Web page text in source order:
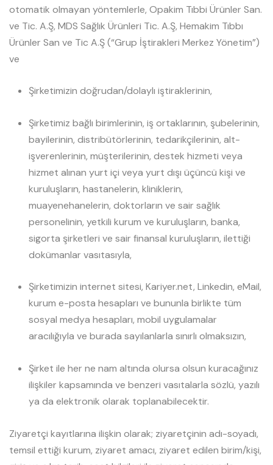
otomatik olmayan yöntemlerle, Opakim Tıbbi Ürünler San.
ve Tic. A.Ş, MDS Sağlık Ürünleri Tic. A.Ş, Hemakim Tıbbı
Ürünler San ve Tic A.Ş (“Grup İştirakleri Merkez Yönetim”)
ve
Şirketimizin doğrudan/dolaylı iştiraklerinin,
Şirketimiz bağlı birimlerinin, iş ortaklarının, şubelerinin,
bayilerinin, distribütörlerinin, tedarikçilerinin, alt-
işverenlerinin, müşterilerinin, destek hizmeti veya
hizmet alınan yurt içi veya yurt dışı üçüncü kişi ve
kuruluşların, hastanelerin, kliniklerin,
muayenehanelerin, doktorların ve sair sağlık
personelinin, yetkili kurum ve kuruluşların, banka,
sigorta şirketleri ve sair finansal kuruluşların, ilettiği
dokümanlar vasıtasıyla,
Şirketimizin internet sitesi, Kariyer.net, Linkedin, eMail,
kurum e-posta hesapları ve bununla birlikte tüm
sosyal medya hesapları, mobil uygulamalar
aracılığıyla ve burada sayılanlarla sınırlı olmaksızın,
Şirket ile her ne nam altında olursa olsun kuracağınız
ilişkiler kapsamında ve benzeri vasıtalarla sözlü, yazılı
ya da elektronik olarak toplanabilecektir.
Ziyaretçi kayıtlarına ilişkin olarak; ziyaretçinin adı-soyadı,
temsil ettiği kurum, ziyaret amacı, ziyaret edilen birim/kişi,